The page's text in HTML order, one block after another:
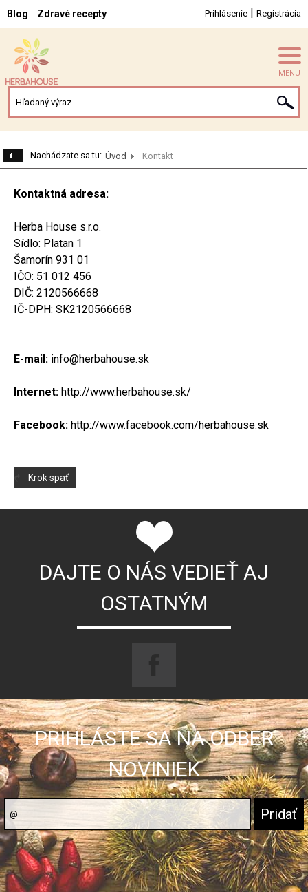
Blog Zdravé recepty Prihlásenie | Registrácia
MENU
Nachádzate sa tu: Úvod Kontakt
Kontaktná adresa:
Herba House s.r.o.
Sídlo: Platan 1
Šamorín 931 01
IČO: 51 012 456
DIČ: 2120566668
IČ-DPH: SK2120566668
E-mail: info@herbahouse.sk
Internet: http://www.herbahouse.sk/
Facebook: http://www.facebook.com/herbahouse.sk
Krok spať
DAJTE O NÁS VEDIEŤ AJ
OSTATNÝM
PRIHLÁSTE SA NA ODBER
NOVINIEK